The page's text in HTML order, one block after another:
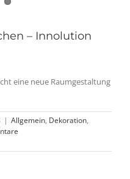
– Innolution
eine neue Raumgestaltung
| Allgemein, Dekoration,